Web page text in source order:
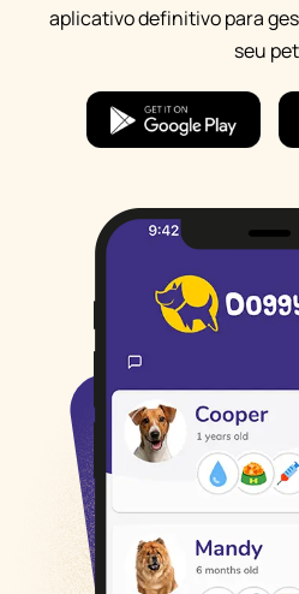
aplicativo definitivo para
seu